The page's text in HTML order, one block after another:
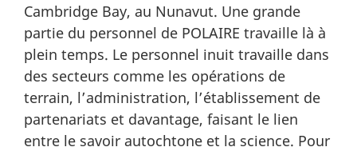
Cambridge Bay, au Nunavut. Une grande
partie du personnel de POLAIRE travaille là à
plein temps. Le personnel inuit travaille dans
des secteurs comme les opérations de
terrain, l’administration, l’établissement de
partenariats et davantage, faisant le lien
entre le savoir autochtone et la science. Pour